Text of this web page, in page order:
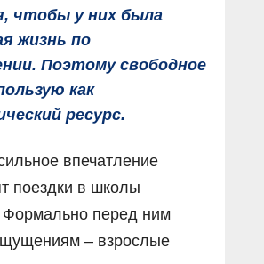
чтобы у них была
жизнь по
Поэтому свободное
как
ресурс.
впечатление
поездки в школы
Формально перед ним
– взрослые